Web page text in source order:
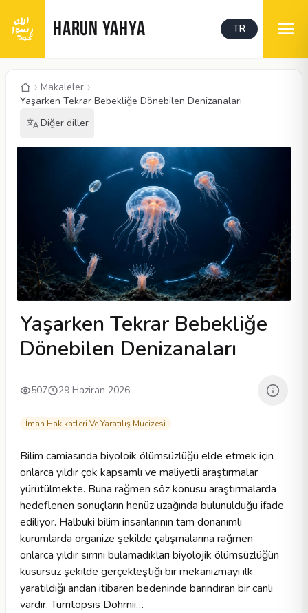
HARUN YAHYA TR
Makaleler
Yaşarken Tekrar Bebekliğe Dönebilen Denizanaları
Diğer diller
Yaşarken Tekrar Bebekliğe
Dönebilen Denizanaları
507 29 Haziran 2026
İman Hakikatleri Ve Yaratılış Mucizesi
Bilim camiasında biyoloik ölümsüzlüğü elde etmek için
onlarca yıldır çok kapsamlı ve maliyetli araştırmalar
yürütülmekte. Buna rağmen söz konusu araştırmalarda
hedeflenen sonuçların henüz uzağında bulunulduğu ifade
ediliyor. Halbuki bilim insanlarının tam donanımlı
kurumlarda organize şekilde çalışmalarına rağmen
onlarca yıldır sırrını bulamadıkları biyolojik ölümsüzlüğün
kusursuz şekilde gerçekleştiği bir mekanizmayı ilk
yaratıldığı andan itibaren bedeninde barındıran bir canlı
vardır. Turritopsis Dohrnii…